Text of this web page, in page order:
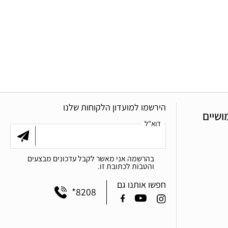
הירשמו למועדון הלקוחות שלנו
דוא"ל
בהרשמה אני מאשר לקבל עדכונים מבצעים
והטבות לכתובת זו.
חפשו אותנו גם
*8208